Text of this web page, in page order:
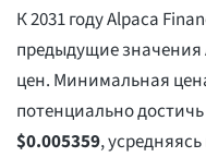
К 2031 году Alpaca
предыдущие значения
цен. Минимальная
потенциально
$0.005359,